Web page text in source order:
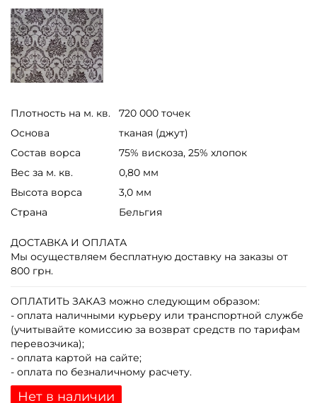
Плотность на м. кв.
720 000 точек
Основа
тканая (джут)
Состав ворса
75% вискоза, 25% хлопок
Вес за м. кв.
0,80 мм
Высота ворса
3,0 мм
Страна
Бельгия
ДОСТАВКА И ОПЛАТА
Мы осуществляем бесплатную доставку на заказы от
800 грн.
ОПЛАТИТЬ ЗАКАЗ можно следующим образом:
- оплата наличными курьеру или транспортной службе
(учитывайте комиссию за возврат средств по тарифам
перевозчика);
- оплата картой на сайте;
- оплата по безналичному расчету.
Нет в наличии